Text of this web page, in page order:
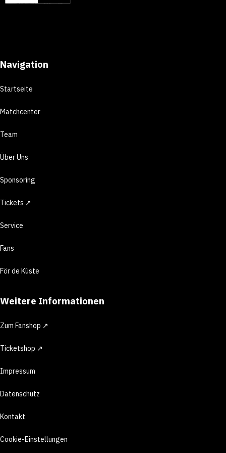
Navigation
Startseite
Matchcenter
Team
Über Uns
Sponsoring
Tickets ↗
Service
Fans
För de Küste
Weitere Informationen
Zum Fanshop ↗
Ticketshop ↗
Impressum
Datenschutz
Kontakt
Cookie-Einstellungen